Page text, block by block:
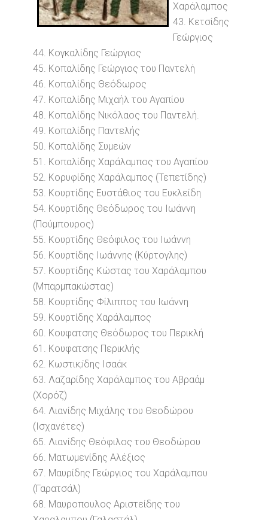
Χαράλαμπος
43. Κετσίδης
Γεώργιος
44. Κογκαλίδης Γεώργιος
45. Κοπαλίδης Γεώργιος του Παντελή
46. Κοπαλίδης Θεόδωρος
47. Κοπαλίδης Μιχαήλ του Αγαπίου
48. Κοπαλίδης Νικόλαος του Παντελή.
49. Κοπαλίδης Παντελής
50. Κοπαλίδης Συμεών
51. Κοπαλίδης Χαράλαμπος του Αγαπίου
52. Κορυφίδης Χαράλαμπος (Τεπετίδης)
53. Κουρτίδης Ευστάθιος του Ευκλείδη
54. Κουρτίδης Θεόδωρος του Ιωάννη
(Πούμπουρος)
55. Κουρτίδης Θεόφιλος του Ιωάννη
56. Κουρτίδης Ιωάννης (Κύρτογλης)
57. Κουρτίδης Κώστας του Χαράλαμπου
(Μπαρμπακώστας)
58. Κουρτίδης Φίλιππος του Ιωάννη
59. Κουρτίδης Χαράλαμπος
60. Κουφατσης Θεόδωρος του Περικλή
61. Κουφατσης Περικλής
62. Κωστικ;iδης Ισαάκ
63. Λαζαρίδης Χαράλαμπος του Αβραάμ
(Χορόζ)
64. Λιανίδης Μιχάλης του Θεοδώρου
(Ισχανέτες)
65. Λιανίδης Θεόφιλος του Θεοδώρου
66. Ματωμενίδης Αλέξιος
67. Μαυρίδης Γεώργιος του Χαράλαμπου
(Γαρατσάλ)
68. Μαυροπουλος Αριστείδης του